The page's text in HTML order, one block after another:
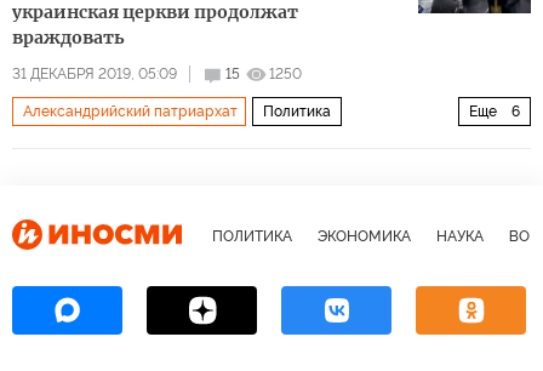
украинская церкви продолжат
враждовать
31 ДЕКАБРЯ 2019, 05:09 15 1250
Еще 6
Александрийский патриархат Политика
Греческая православная церковь религия
ПОЛИТИКА ЭКОНОМИКА НАУКА